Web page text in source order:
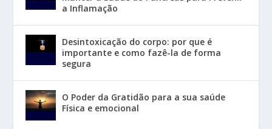
a Inflamação
Desintoxicação do corpo: por que é
importante e como fazê-la de forma
segura
O Poder da Gratidão para a sua saúde
Física e emocional